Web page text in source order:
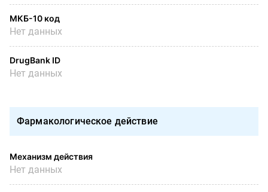
МКБ-10 код
Нет данных
DrugBank ID
Нет данных
Фармакологическое действие
Механизм действия
Нет данных